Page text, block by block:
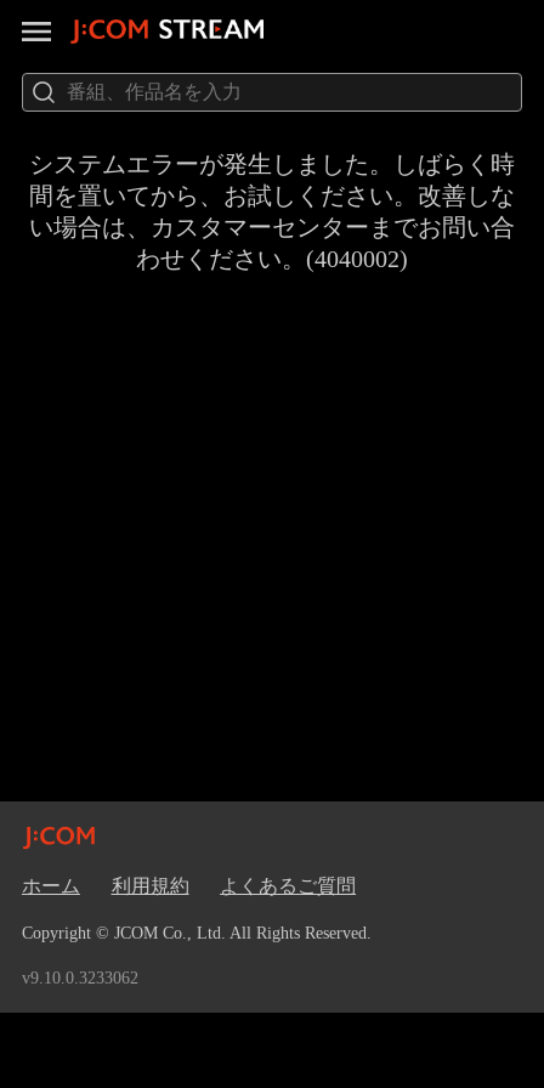
システムエラーが発生しました。しばらく時
間を置いてから、お試しください。改善しな
い場合は、カスタマーセンターまでお問い合
わせください。(4040002)
ホーム 利用規約 よくあるご質問
Copyright © JCOM Co., Ltd. All Rights Reserved.
v9.10.0.3233062